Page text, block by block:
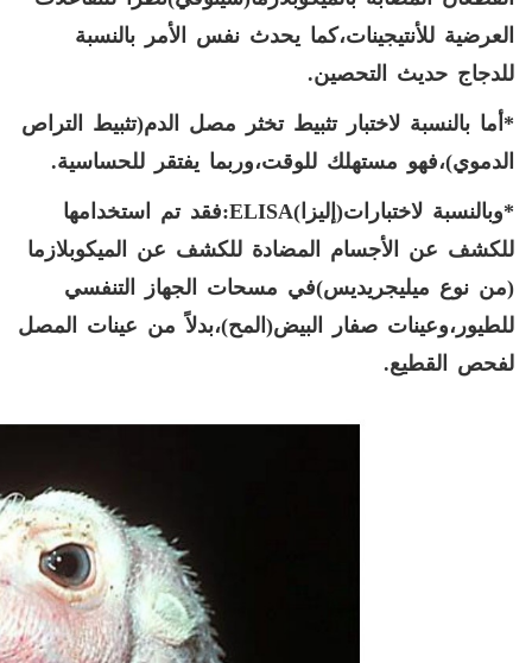
العرضية للأنتيجينات،كما يحدث نفس الأمر بالنسبة
للدجاج حديث التحصين.
*أما بالنسبة لاختبار تثبيط تخثر مصل الدم(تثبيط التراص
الدموي)،فهو مستهلك للوقت،وربما يفتقر للحساسية.
*وبالنسبة لاختبارات(إليزا)ELISA:فقد تم استخدامها
للكشف عن الأجسام المضادة للكشف عن الميكوبلازما
(من نوع ميليجريديس)في مسحات الجهاز التنفسي
للطيور،وعينات صفار البيض(المح)،بدلاً من عينات المصل
لفحص القطيع.